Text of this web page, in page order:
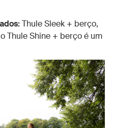
Thule Sleek + berço,
Thule Shine + berço é um